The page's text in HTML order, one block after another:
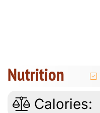
Nutrition
Calories: